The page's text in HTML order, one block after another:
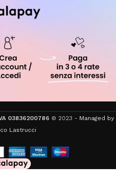
03836200786 © 2023 - Managed by
Lastrucci